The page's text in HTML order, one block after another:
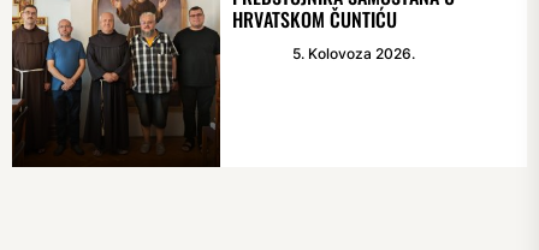
HRVATSKOM ČUNTIĆU
5. Kolovoza 2026.